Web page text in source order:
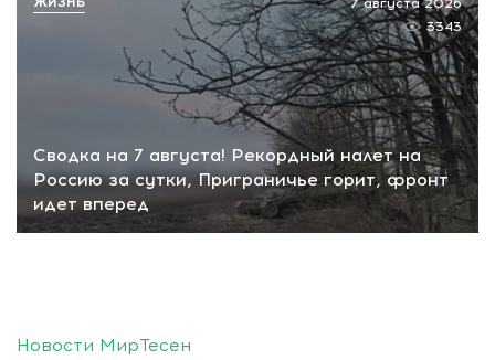
Сводка на 7 августа! Рекордный налет на
Россию за сутки, Приграничье горит, фронт
идет вперед
3343
Новости МирТесен